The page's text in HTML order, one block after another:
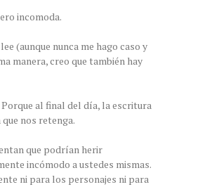
incomoda.
(aunque nunca me hago caso y
manera, creo que también hay
Porque al final del día, la escritura
nos retenga.
que podrían herir
incómodo a ustedes mismas.
ni para los personajes ni para